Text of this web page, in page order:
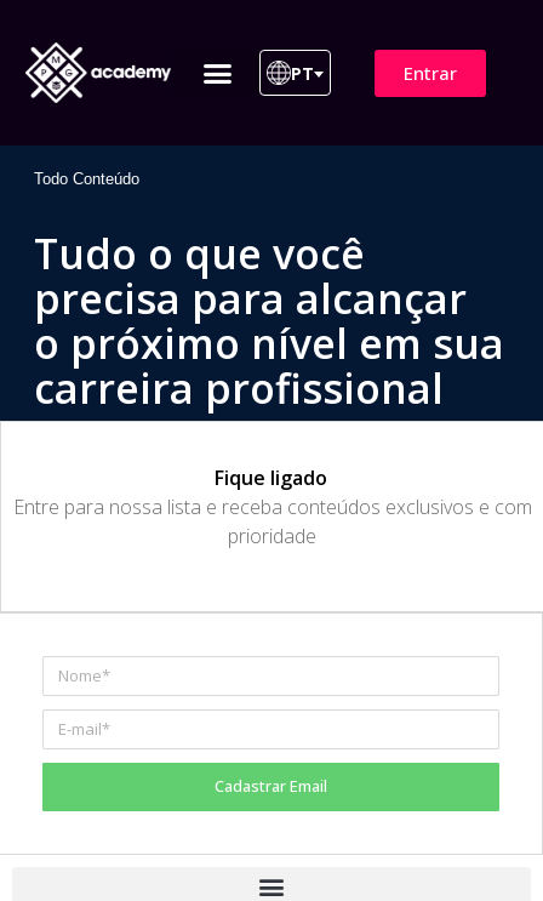
PT Entrar
Todo Conteúdo
Tudo o que você
precisa para alcançar
o próximo nível em sua
carreira profissional
Fique ligado
​Entre para nossa lista e receba conteúdos exclusivos e com
prioridade
Cadastrar Email